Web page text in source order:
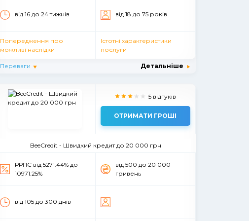
від 16 до 24 тижнів вiд 18 до 75 рокiв
Попередження про
можливі наслідки
Істотні характеристики
послуги
Переваги Детальніше
5 відгуків
ОТРИМАТИ ГРОШІ
BeeCredit - Швидкий кредит до 20 000 грн
РРПС від 5271.44% до
10971.25%
вiд 500 до 20 000
гривень
від 105 до 300 днів